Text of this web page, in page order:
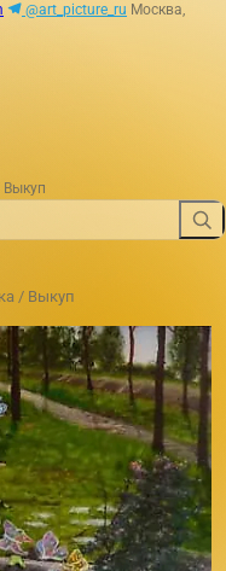
@art_picture_ru Москва,
/ Выкуп